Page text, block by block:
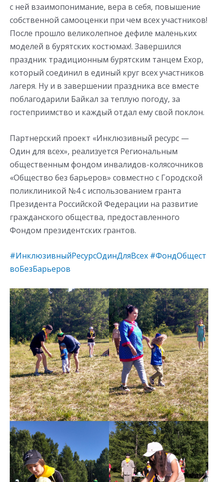
с ней взаимопонимание, вера в себя, повышение
собственной самооценки при чем всех участников!
После прошло великолепное дефиле маленьких
моделей в бурятских костюмах!. Завершился
праздник традиционным бурятским танцем Ехор,
который соединил в единый круг всех участников
лагеря. Ну и в завершении праздника все вместе
поблагодарили Байкал за теплую погоду, за
гостеприимство и каждый отдал ему свой поклон.
Партнерский проект «Инклюзивный ресурс —
Один для всех», реализуется Региональным
общественным фондом инвалидов-колясочников
«Общество без барьеров» совместно с Городской
поликлиникой №4 с использованием гранта
Президента Российской Федерации на развитие
гражданского общества, предоставленного
Фондом президентских грантов.
#ИнклюзивныйРесурсОдинДляВсех #ФондОбщест
воБезБарьеров